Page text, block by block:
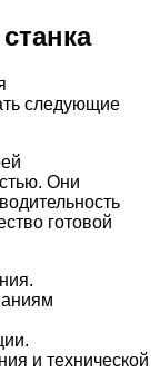
следующие
Они
готовой
и технической